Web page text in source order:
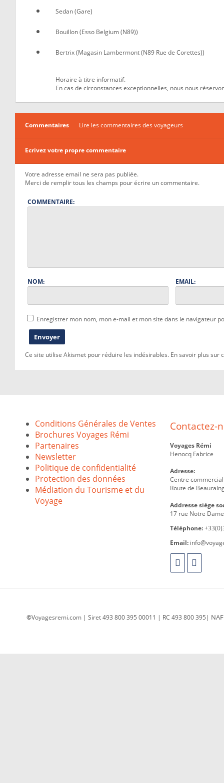
Sedan (Gare)
Bouillon (Esso Belgium (N89))
Bertrix (Magasin Lambermont (N89 Rue de Corettes))
Horaire à titre informatif.
En cas de circonstances exceptionnelles, nous nous
Commentaires Lire les commentaires des voyageurs
Ecrivez votre propre commentaire
Votre adresse email ne sera pas publiée.
Merci de remplir tous les champs pour écrire un commentaire.
COMMENTAIRE:
NOM: EMAIL:
Enregistrer mon nom, mon e-mail et mon site dans le navigateur
Ce site utilise Akismet pour réduire les indésirables. En savoir plus sur
Conditions Générales de Ventes
Brochures Voyages Rémi
Partenaires
Newsletter
Politique de confidentialité
Protection des données
Médiation du Tourisme et du
Voyage
Contactez-
Voyages Rémi
Henocq Fabrice
Adresse:
Centre
Route de
Addresse siège
17 rue Notre
Téléphone:
Email:
©Voyagesremi.com | Siret 493 800 395 00011 | RC 493 800 395|